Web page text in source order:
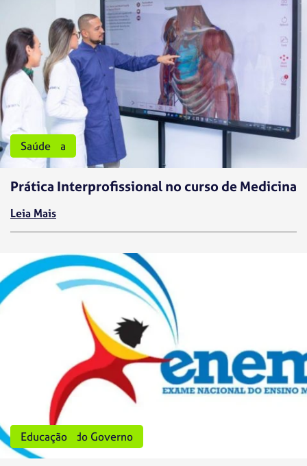
Medicina
Saúde
Prática Interprofissional no curso de Medicina
Leia Mais
Programas do Governo
Educação